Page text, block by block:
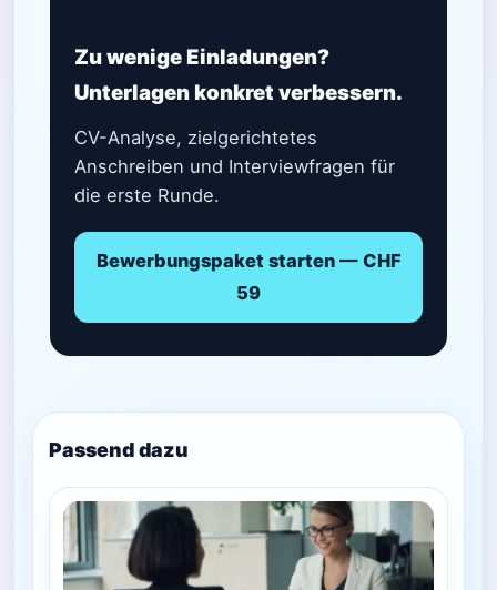
Zu wenige Einladungen?
Unterlagen konkret verbessern.
CV-Analyse, zielgerichtetes
Anschreiben und Interviewfragen für
die erste Runde.
Bewerbungspaket starten — CHF
59
Passend dazu